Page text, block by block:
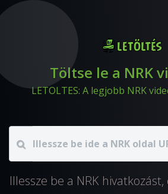
Töltse le a NRK
LETOLTES: A legjobb NRK
Illessze be a NRK